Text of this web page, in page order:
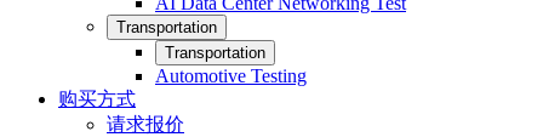
Transportation
Transportation
Automotive Testing
购买方式
请求报价